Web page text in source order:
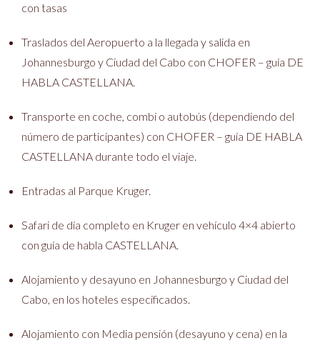
con tasas
Traslados del Aeropuerto a la llegada y salida en
Johannesburgo y Ciudad del Cabo con CHOFER – guía DE
HABLA CASTELLANA.
Transporte en coche, combi o autobús (dependiendo del
número de participantes) con CHOFER – guía DE HABLA
CASTELLANA durante todo el viaje.
Entradas al Parque Kruger.
Safari de día completo en Kruger en vehículo 4×4 abierto
con guía de habla CASTELLANA.
Alojamiento y desayuno en Johannesburgo y Ciudad del
Cabo, en los hoteles especificados.
Alojamiento con Media pensión (desayuno y cena) en la